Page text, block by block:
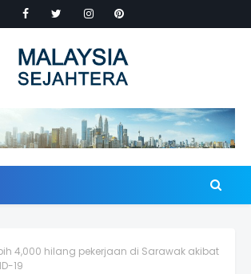
4,000 hilang pekerjaan di Sarawak akibat
19